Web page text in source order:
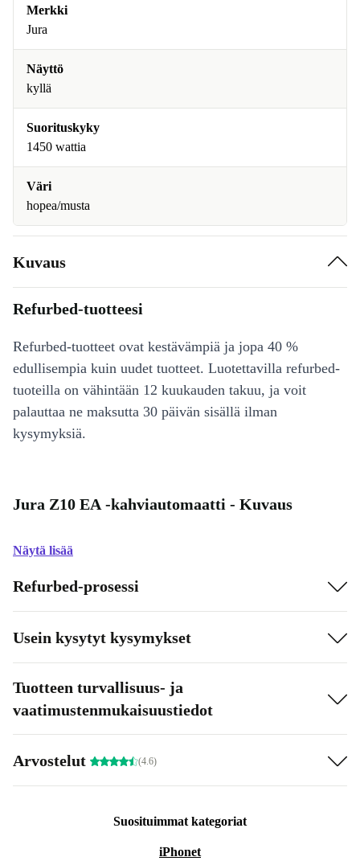
Merkki
Jura
Näyttö
kyllä
Suorituskyky
1450 wattia
Väri
hopea/musta
Kuvaus
Refurbed-tuotteesi
Refurbed-tuotteet ovat kestävämpiä ja jopa 40 %
edullisempia kuin uudet tuotteet. Luotettavilla refurbed-
tuoteilla on vähintään 12 kuukauden takuu, ja voit
palauttaa ne maksutta 30 päivän sisällä ilman
kysymyksiä.
Jura Z10 EA -kahviautomaatti - Kuvaus
Näytä lisää
Refurbed-prosessi
Usein kysytyt kysymykset
Tuotteen turvallisuus- ja
vaatimustenmukaisuustiedot
Arvostelut (4.6)
Suosituimmat kategoriat
iPhonet